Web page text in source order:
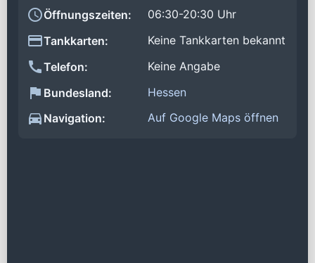
Öffnungszeiten:
06:30-20:30 Uhr
Tankkarten:
Keine Tankkarten bekannt
Telefon:
Keine Angabe
Bundesland:
Hessen
Navigation:
Auf Google Maps öffnen